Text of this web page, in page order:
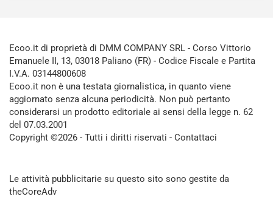
Ecoo.it di proprietà di DMM COMPANY SRL - Corso Vittorio
Emanuele II, 13, 03018 Paliano (FR) - Codice Fiscale e Partita
I.V.A. 03144800608
Ecoo.it non è una testata giornalistica, in quanto viene
aggiornato senza alcuna periodicità. Non può pertanto
considerarsi un prodotto editoriale ai sensi della legge n. 62
del 07.03.2001
Copyright ©2026 - Tutti i diritti riservati - Contattaci
Le attività pubblicitarie su questo sito sono gestite da
theCoreAdv